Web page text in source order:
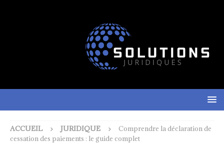
ACCUEIL JURIDIQUE
Comprendre la déclaration de
cessation des paiements : le guide complet